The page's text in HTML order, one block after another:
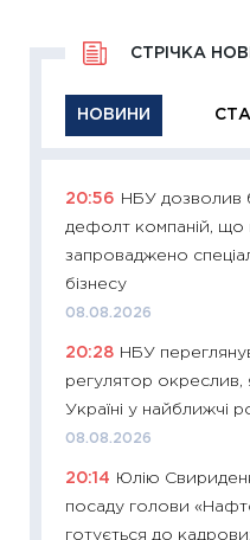
НОВИНИ
СТРІЧКА
20:56
НБУ дозволив
дефолт компаній, що
запроваджено
бізнесу
08.08.2026
20:28 НБУ
регулятор окреслив,
Україні у найближчі
08.08.2026
20:14
Юлію
посаду голови
готується до